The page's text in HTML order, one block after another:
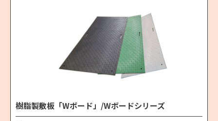
樹脂製敷板「Wボード」/Wボードシリーズ